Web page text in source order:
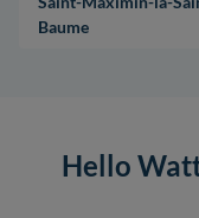
Baume
Hello